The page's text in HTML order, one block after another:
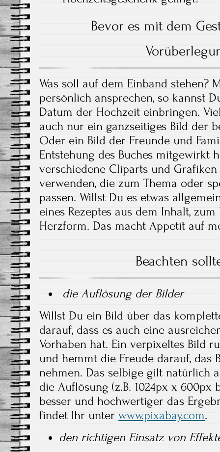
Bevor es mit dem
Was soll auf dem Einband stehen?
persönlich ansprechen, so kannst
Datum der Hochzeit einbringen.
auch nur ein ganzseitiges Bild der
Oder ein Bild der Freunde und
Entstehung des Buches mitgewirkt
verschiedene Cliparts und
verwenden, die zum Thema oder
passen. Willst Du es etwas
eines Rezeptes aus dem Inhalt,
Herzform. Das macht Appetit auf
Beachten
die Auflösung der Bilder
Willst Du ein Bild über das
darauf, dass es auch eine
Vorhaben hat. Ein verpixeltes Bild
und hemmt die Freude darauf, das
nehmen. Das selbige gilt natürlich
die Auflösung (z.B. 1024px x 600px
besser und hochwertiger das
findet Ihr unter www.pixabay.com.
den richtigen Einsatz von